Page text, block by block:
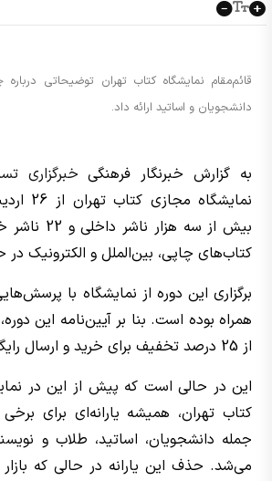
قائم‌مقام نمایشگاه کتاب تهران توضیحاتی
دانشجویان و اساتید ارائه داد.
به گزارش خبرنگار فرهنگی خبرگزاری
بیش از سه
کتاب‌های چاپی، بین‌الملل و الکترونیک در
برگزاری این دوره از نمایشگاه با
همراه بوده است. بنا بر آیین‌نامه این
از 25 درصد تخفیف برای خرید و ارسال رایگان بهره‌مند شود،
این در حالی است که پیش از این در
کتاب تهران، همیشه یارانه‌ای برای
جمله دانشجویان، اساتید، طلاب و
می‌شد. حذف این یارانه در حالی که